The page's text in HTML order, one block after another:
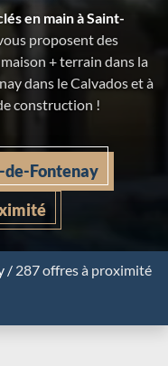
en main à Saint-
proposent des
+ terrain dans la
dans le Calvados et à
construction !
Fontenay
/ 287 offres à proximité